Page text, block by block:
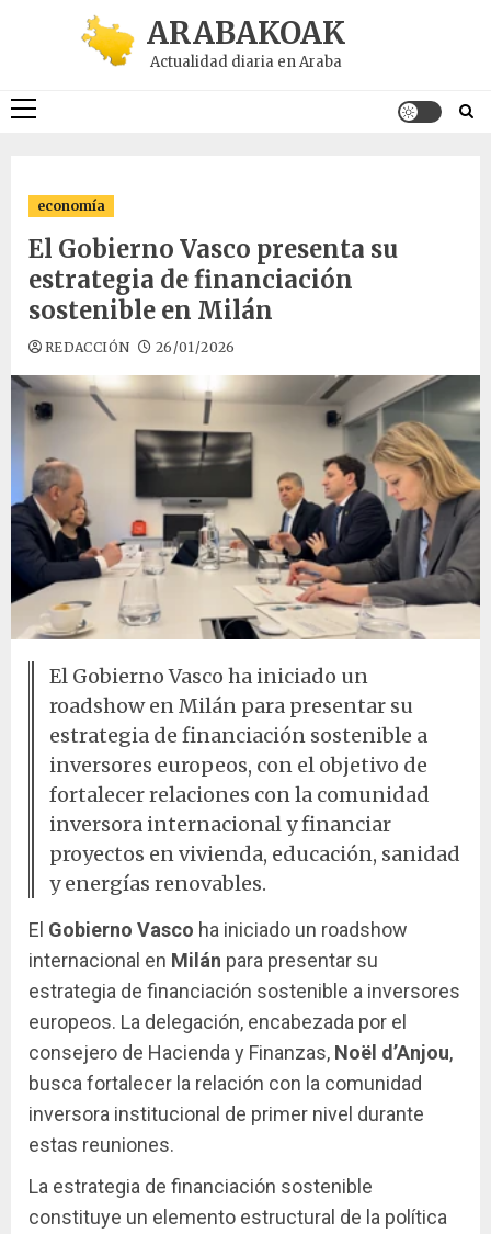
ARABAKOAK
Actualidad diaria en Araba
Menú
economía
El Gobierno Vasco presenta su
estrategia de financiación
sostenible en Milán
REDACCIÓN 26/01/2026
El Gobierno Vasco ha iniciado un
roadshow en Milán para presentar su
estrategia de financiación sostenible a
inversores europeos, con el objetivo de
fortalecer relaciones con la comunidad
inversora internacional y financiar
proyectos en vivienda, educación, sanidad
y energías renovables.
El Gobierno Vasco ha iniciado un roadshow
internacional en Milán para presentar su
estrategia de financiación sostenible a inversores
europeos. La delegación, encabezada por el
consejero de Hacienda y Finanzas, Noël d’Anjou,
busca fortalecer la relación con la comunidad
inversora institucional de primer nivel durante
estas reuniones.
La estrategia de financiación sostenible
constituye un elemento estructural de la política